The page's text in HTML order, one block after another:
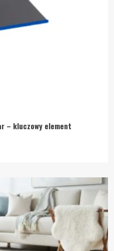
– kluczowy element